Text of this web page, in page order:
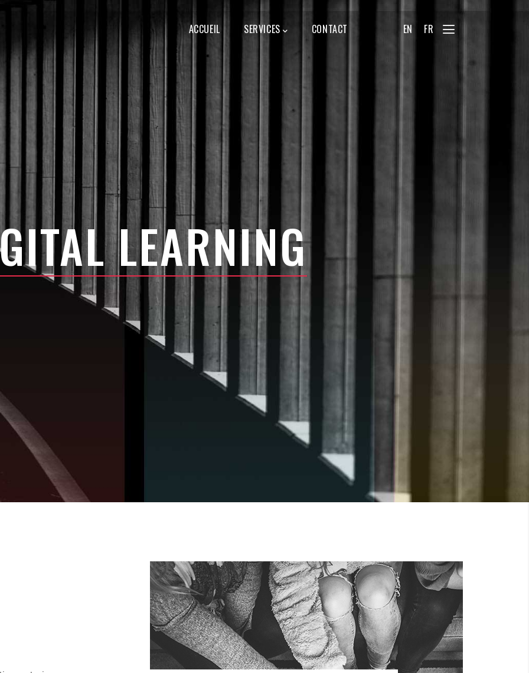
MAIN
NAVIGATION
ACCUEIL SERVICES CONTACT EN FR
LEARNING